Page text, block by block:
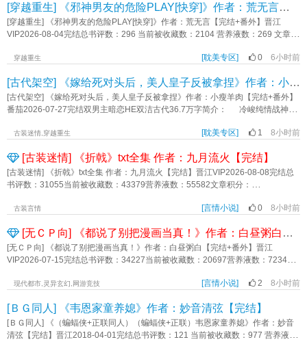
的时候，听当地人说过一个笑话。”杨易摸着下巴道：“据说只要洪武皇帝复活过
来，诸位阁老在一天之内，就能从大明京城跑到朝鲜半岛上去……那么现在，我
打算验证一下这个笑话，请大家配合。”“验、验证？”“是这样，半个时辰后，我会
远跑多远；要是跑得太慢，被追兵抓到，就只能留下来玩《洪武杀》的游戏
啰……”【洪武杀】：天黑请闭眼.洪武皇帝请睁眼.请洪武皇帝选择今晚要清洗的
人.请锦衣卫验人.现在这个人要剥皮，内阁请选择是否救援？注意，救援可能导致
本人一同被清洗。天亮了，请同僚们睁眼昨天晚上，叛徒户部侍郎已被剥皮他的
遗言是：不，严阁老也捞了！【汉·综合成仙考核办】【“你究竟是谁？”“我是天庭
成仙考核办的专员。”杨木扶一扶不存在的眼镜，自袖中抽出了一份文件：“十几天
前，我办收到一份文件，提名刘彻先生入选这一百年的成仙考察名单，因此特地
下凡考核……请问是刘彻先生么？”……“其实，我们考核办对你是有一些失望
的。”杨木道：“刘彻先生，当初昊天给你定级皇帝，是高于你的水平的。我们是希
望进来后，你能够拼一把，快速成长起来的。皇帝这个层级，不是把事情做好就
可以的。你需要有体系化思考的能力。你做的事情，他的价值点在哪里？你是否
作出了壁垒，形成了核心竞争力？你做的事情，和其他王朝团队的差异化在哪
里？你的事情，是否沉淀了一套可复用的物理资料和方法论？为什么是你来做，
其他人不能做吗？你需要有自己的判断力，而不是我说什么你就做什么。你看，
先前姬周王朝的武王、周公团队, 人家是可以一整年都在皇宫打地铺的。成长，一
定是伴随着痛苦，当你最痛苦的时候其实才是你成长最快的时候。加油!“刘彻：
……为什么突然之间，觉得成仙也没啥吸引力了呢？【唐·小时不识月，呼作地卫
一】场景一：“你看，太白先生。虽然月亮看起来的确很像玉盘，但它实际上只是
明白了。”“那么。”杨易和颜悦色，随意踩了一脚地上的月壤，于是整个人腾空而
起，头顶正照耀着蔚蓝色的地球：“那么，能否请太白先生以《登月》为题，为我
们的观众们作诗一首呢？”李白：“啊？”……好的诸位观众们，现在请动动你的小
手指，想看朱洪武皇帝与朱老四皇帝复活对峙的请抠1；想看汉武帝卫太子见面的
请抠2；啊——宋太宗驴皇帝和他哥是不可以的哈，我们平台是反对暴力的，坚决
就是未来盟主的人格魅力！从此，陈非也美滋滋地开始享受荧照的“盟主养成”服
务。肚子饿了，荧照就变戏法似的掏出酱肘子；走路累了，荧照就牵来一匹雪白
大马；晚上怕冷，荧照就先躺进被窝里给他暖床。陈非也逐渐觉得日子就这样过
婚之夜，雪浪翻涌，烛影摇红。陈非也脸颊绯红，咬着荧照肩膀，腰软得几乎坐
惑人心的温柔：“非也非也，怎能是骗？”他轻吻那逸出低喘的唇，笑得宠溺又无
辜。“当初你许我‘一人之下’，如今……”“我这不是正在盟主‘之下’么？”*轻武侠*高
需求但又菜又爱玩×无底线宠溺温柔年上*短篇小甜饼，主在日常，无苦大仇深，
久生情主角:陈非也 荧照一句话简介：我，未来武林盟主，打钱。立意：乐观面对
一切《非也非也，是盟主也》作者：允长昼
云白手起家，创立了自己的商业帝国。米诺直接省了十年的奋斗，走到哪儿都有
人叫他一声“米少。”米诺住进了江望云的大别墅，吃喝不愁。米诺喜欢打mmorpg
游戏，江望云直接请来顶尖制作团队为他量身定制游戏。米诺喜欢泡温泉，江望
西就已经送到手边。米诺的日子过得像是泡在蜜罐子里。可时间一长，他隐约觉
必须穿连体款式，晚归哪怕一分钟电话都能十几通。米诺撅嘴：“江望云就是个老
古板，真没劲。”直到某个午后，他百无聊赖的在家里闲逛，不小心碰到一只青花
瓷瓶，一枚微型摄像头赫然裸露出来。米诺僵在原地，浑身冰凉。——米诺开始
多久。床头的箱子里，码放着整整齐齐的镇静剂。米诺终于意识到，江望云不太
云到底是怎么一个人熬过来的？米诺没逃，只是紧紧搂着江望云的腰，小声嘟
囔：“我回来了，你别怕了……”江望云猛地一震，转身把人死死扣在怀里，说
道：“知道了我是疯子，怎么还不跑？”【小剧场 1】米诺贪玩，约了高中同学游
贴着他的耳廓低低响起，“我的电话，怎么没接？”米诺被箍在怀里不得动弹，眼角
还挂着被刚才那下吓出来的水光，这人到底是吃什么长大的，力气大的离
谱。“谁、谁家游泳还揣着手机？会进水，好几万呢！”江望云低着头，捏了捏他的
脸颊，眼底露着浓得化不开的占有欲。“那也不行，找不到你，我会疯。”米诺不知
道那一晚究竟折腾了多久，只记得意识模糊前，耳边一声叠一声的“老婆”“宝贝”。
而他自己，很不争气的晕过去了。阅读指南：1.1v1小甜饼，he2.作者坑品好，求
收藏！内容标签： 都市 豪门世家 情有独钟 因缘邂逅 青梅竹马 甜文主角:米诺 江
望云其它：穿越爹系甜宠一句话简介：爱能穿越时空，让我来到你身边立意：向
阳花开，无畏悲伤《偏执Daddy的娇宠甜心》作者：甜辛宝贝
[穿越重生] 《邪神男友的危险PLAY[快穿]》作者：荒无言【完结+番外】
[穿越重生] 《邪神男友的危险PLAY[快穿]》作者：荒无言【完结+番外】晋江
VIP2026-08-04完结总书评数：296 当前被收藏数：2104 营养液数：269 文章积
在两个世界中。每个分身都极度危险，且对欧利有深入骨髓的偏执迷恋，唯有确
搞什么PLAY？【雨夜屠夫】欧利是歌剧院最炙手可热的明星，某日下班，在自己
门前被人蒙住脑袋绑走了。再睁眼时，欧利发现自己被绑在阴暗潮湿的地下室，
空气里尽是血和铁锈的气味。一个红短发，赤裸上身，腰系黑皮围裙的男人坐在
实的腱子肉，欧利唇干舌燥。穿这么辣，真会勾人。 【迷雾庄园】欧利是乡绅
士，戴深色软帽，握着手杖，彬彬有礼，招待周全。当欧利提起返程，伯爵也并
未反对，可外头忽降暴雨，植物迷宫和浓雾阻隔了他离开的路。每一朵花都在监
视，每一片树叶都在窃听。被迫留宿的欧利泡在客房的浴缸里，捧起一堆泡泡，
非得等他睡着才敢摸进来么？ *阅读指南*1、切片攻，双C，HE~2、攻做事极
妒，攻经常醋醋醋怒怒怒杀杀杀，醋杀醋杀醋杀……哦~是醋杀王来了
~（bushi4、番外的《古林巨蟒》篇有受怀孕生??的情节哦~内容标签： 情有独钟
天作之合 快穿 西幻 万人迷 钓系主角:欧利 奥斯蒙一句话简介：PLAY就PLAY，还
危险PLAY[快穿]》作者：荒无言
穿越重生 [耽美专区] 0 6小时前
[古代架空] 《嫁给死对头后，美人皇子反被拿捏》作者：小瘦羊肉【完结+番外】
[古代架空] 《嫁给死对头后，美人皇子反被拿捏》作者：小瘦羊肉【完结+番外】
番茄2026-07-27完结双男主暗恋HE双洁古代36.7万字简介： 冷峻纯情战神国
冷冽，是令敌军闻风丧胆的铁血将军 可没人知道，这位国公爷，回家就成了
貌绝天下，体弱多病，却执掌三军坐镇沙场 一朝兵败，他沦为战败和亲的质
子 在大殿上点名要嫁死对头—元无咎 世人皆以为，二人积怨已深 唯
独他们明白，这场针锋相对的恩怨里，早就藏了不敢言说的心动 初遇时年
仇，誓要将自己的屈辱还回去 元无咎自持多年，却独栽在他手里 他看穿
言四起，这位娇弱多病的和亲夫郎，着实狡诈，竟骗的小国公掏心掏肾… 可
只有元无咎自己清楚，从始至终，他心甘情愿，无怨无悔 西魏帝病重，贺兰
聿的谋划迎来终局 为护他全身而退，元无咎主动入局，甘愿做他脱身的棋
背叛我自己。” “但我还是想问一句，贺兰聿，你可曾真的爱过我？” “哪怕
忙着吃东西吧《嫁给死对头后，美人皇子反被拿捏》作者：小瘦羊肉
古装迷情,穿越重生 [耽美专区] 1 8小时前
[古装迷情] 《折戟》txt全集 作者：九月流火【完结】
[古装迷情] 《折戟》txt全集 作者：九月流火【完结】晋江VIP2026-08-08完结总
书评数：31055当前被收藏数：43379营养液数：55582文章积分：
她，直到不明不白死于兵变，她才知道原来她乃先帝公主，唐宅里的父母、丫鬟
务。 唐嘉玉重生回十五岁，这一年，唐家正为她大办及笄宴，贵宾满堂。唐
父放话，愿散尽家财为她求一如意贵婿，无论她看上哪位儿郎，都定让她如
愿。 唐嘉玉心里冷笑，眼睛一转，越过青梅竹马的表兄、皎如皓月的白月
面面相觑，劝她三思，唐嘉玉却很坚决，宁愿和家族断绝关系也要嫁给对方。他
乱兵中丧命，亲眼看到他鸦衣白马而来，只一箭就镇住了叛军。 ——未来一
战成名，被全军奉为少年英主，现河东节度使唯一的儿子，李昭戟。 既然想
利用她夺天下，那就看他们肯不肯下血本，让少主陪她演戏喽。 · 李昭戟
古装言情 [言情小说] 0 8小时前
[无ＣＰ向] 《都说了别把漫画当真！》作者：白昼粥白【完结+番外】
[无ＣＰ向] 《都说了别把漫画当真！》作者：白昼粥白【完结+番外】晋江
VIP2026-07-15完结总书评数：34227当前被收藏数：20697营养液数：72344文
【非大女主爽文】 游凌意外被杀后获得了一个人气系统，在漫画里积攒人气
系统就没办法运行。 游凌：那我在自己的世界发表漫画不就有了漫画？
于是她转头把漫画内容发到了自己世界的平台上，激活系统，积攒人气。 人
气TOP基本都是最强，那么她也得是！ 她扮演人设，暗示、引导，给自己的
现代都市,灵异玄幻,网游竞技 [言情小说] 2 8小时前
[ＢＧ同人] 《韦恩家童养媳》作者：妙音清弦【完结】
[ＢＧ同人] 《（蝙蝠侠+正联同人）（蝙蝠侠+正联）韦恩家童养媳》作者：妙音
清弦【完结】晋江2018-04-01完结总书评数：121 当前被收藏数：977 营养液